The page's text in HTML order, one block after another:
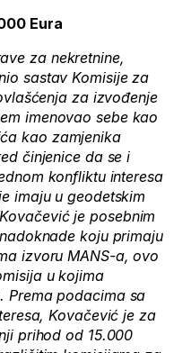
Eura
za nekretnine,
sastav Komisije za
za izvođenje
imenovao sebe kao
kao zamjenika
činjenice da se i
konfliktu interesa
imaju u geodetskim
je posebnim
koju primaju
izvoru MANS-a, ovo
u kojima
Prema podacima sa
Kovačević je za
prihod od 15.000